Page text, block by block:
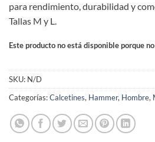
para rendimiento, durabilidad y
Tallas M y L.
Este producto no está disponible porque
SKU: N/D
Categorías:Calcetines, Hammer, Hombre,